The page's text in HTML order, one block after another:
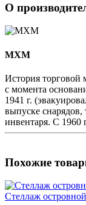
О
MXM
История торговой
с момента
1941 г.
выпуске снарядов,
инвентаря. С 1960
Похожие
Стеллаж